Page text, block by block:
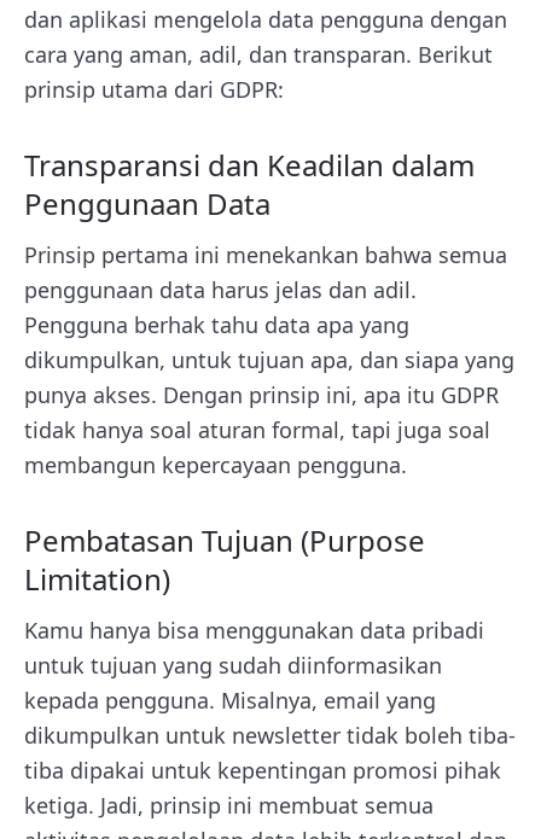
dan aplikasi mengelola data pengguna dengan
cara yang aman, adil, dan transparan. Berikut
prinsip utama dari GDPR:
Transparansi dan Keadilan dalam
Penggunaan Data
Prinsip pertama ini menekankan bahwa semua
penggunaan data harus jelas dan adil.
Pengguna berhak tahu data apa yang
dikumpulkan, untuk tujuan apa, dan siapa yang
punya akses. Dengan prinsip ini, apa itu GDPR
tidak hanya soal aturan formal, tapi juga soal
membangun kepercayaan pengguna.
Pembatasan Tujuan (Purpose
Limitation)
Kamu hanya bisa menggunakan data pribadi
untuk tujuan yang sudah diinformasikan
kepada pengguna. Misalnya, email yang
dikumpulkan untuk newsletter tidak boleh tiba-
tiba dipakai untuk kepentingan promosi pihak
ketiga. Jadi, prinsip ini membuat semua